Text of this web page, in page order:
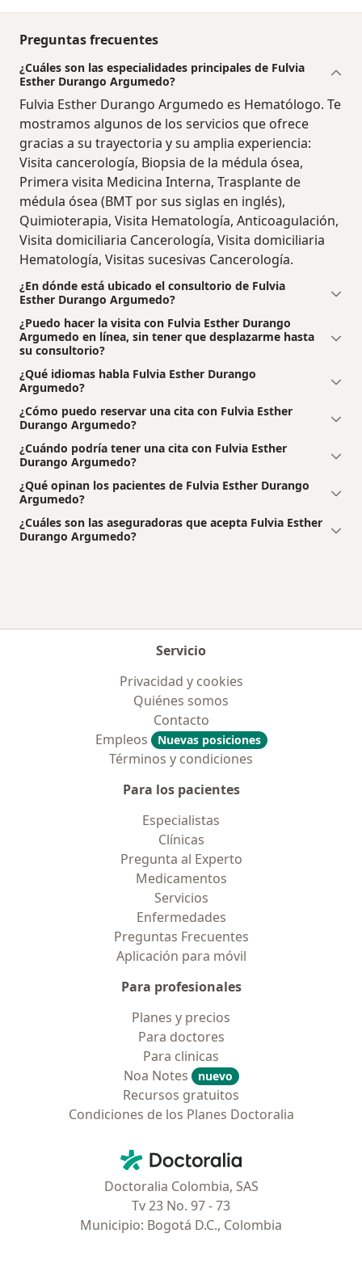
Preguntas frecuentes
¿Cuáles son las especialidades principales de Fulvia
Esther Durango Argumedo?
Fulvia Esther Durango Argumedo es Hematólogo. Te
mostramos algunos de los servicios que ofrece
gracias a su trayectoria y su amplia experiencia:
Visita cancerología, Biopsia de la médula ósea,
Primera visita Medicina Interna, Trasplante de
médula ósea (BMT por sus siglas en inglés),
Quimioterapia, Visita Hematología, Anticoagulación,
Visita domiciliaria Cancerología, Visita domiciliaria
Hematología, Visitas sucesivas Cancerología.
¿En dónde está ubicado el consultorio de Fulvia
Esther Durango Argumedo?
¿Puedo hacer la visita con Fulvia Esther Durango
Argumedo en línea, sin tener que desplazarme hasta
su consultorio?
¿Qué idiomas habla Fulvia Esther Durango
Argumedo?
¿Cómo puedo reservar una cita con Fulvia Esther
Durango Argumedo?
¿Cuándo podría tener una cita con Fulvia Esther
Durango Argumedo?
¿Qué opinan los pacientes de Fulvia Esther Durango
Argumedo?
¿Cuáles son las aseguradoras que acepta Fulvia Esther
Durango Argumedo?
Servicio
Privacidad y cookies
Quiénes somos
Contacto
Empleos
Nuevas posiciones
Términos y condiciones
Para los pacientes
Especialistas
Clínicas
Pregunta al Experto
Medicamentos
Servicios
Enfermedades
Preguntas Frecuentes
Aplicación para móvil
Para profesionales
Planes y precios
Para doctores
Para clinicas
Noa Notes
nuevo
Recursos gratuitos
Condiciones de los Planes Doctoralia
Doctoralia - Página de inicio
Doctoralia Colombia, SAS
Tv 23 No. 97 - 73
Municipio: Bogotá D.C., Colombia